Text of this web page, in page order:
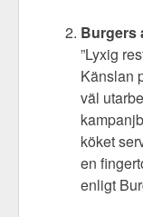
Burgers
”Lyxig
Känslan
väl
köket
en
enligt